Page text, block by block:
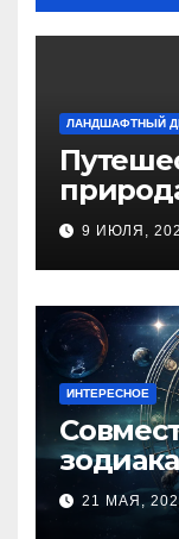
ЛАНДШАФТНЫЙ
духом
9 ИЮЛЯ,
ИНТЕРЕСНОЕ
21 МАЯ,